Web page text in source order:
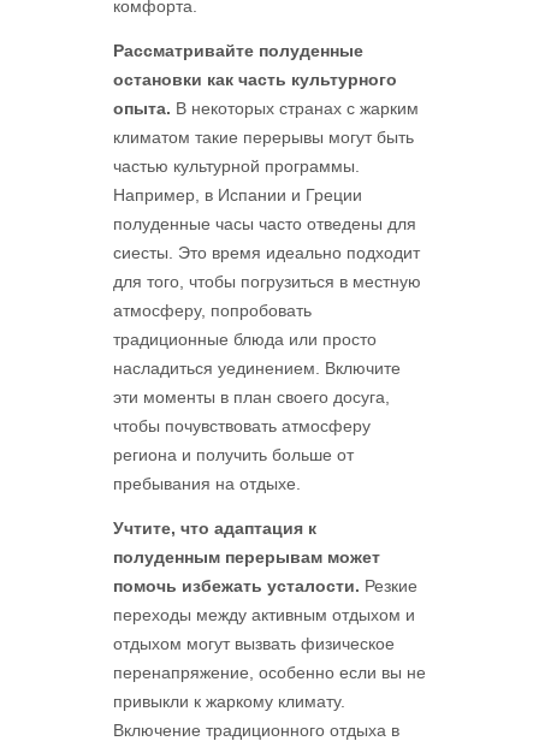
комфорта.
Рассматривайте полуденные
остановки как часть культурного
опыта. В некоторых странах с жарким
климатом такие перерывы могут быть
частью культурной программы.
Например, в Испании и Греции
полуденные часы часто отведены для
сиесты. Это время идеально подходит
для того, чтобы погрузиться в местную
атмосферу, попробовать
традиционные блюда или просто
насладиться уединением. Включите
эти моменты в план своего досуга,
чтобы почувствовать атмосферу
региона и получить больше от
пребывания на отдыхе.
Учтите, что адаптация к
полуденным перерывам может
помочь избежать усталости. Резкие
переходы между активным отдыхом и
отдыхом могут вызвать физическое
перенапряжение, особенно если вы не
привыкли к жаркому климату.
Включение традиционного отдыха в